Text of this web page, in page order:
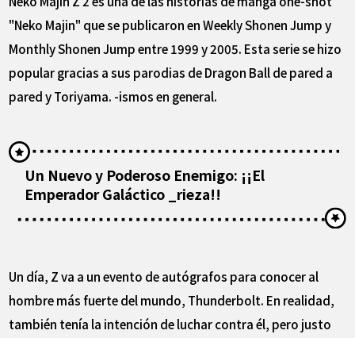
"Neko Majin" que se publicaron en Weekly Shonen Jump y
Monthly Shonen Jump entre 1999 y 2005. Esta serie se hizo
popular gracias a sus parodias de Dragon Ball de pared a
pared y Toriyama. -ismos en general.
Un Nuevo y Poderoso Enemigo: ¡¡El
Emperador Galáctico _rieza!!
Un día, Z va a un evento de autógrafos para conocer al
hombre más fuerte del mundo, Thunderbolt. En realidad,
también tenía la intención de luchar contra él, pero justo